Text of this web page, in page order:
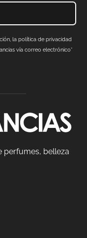
la política de privacidad
vía correo electrónico*
perfumes, belleza